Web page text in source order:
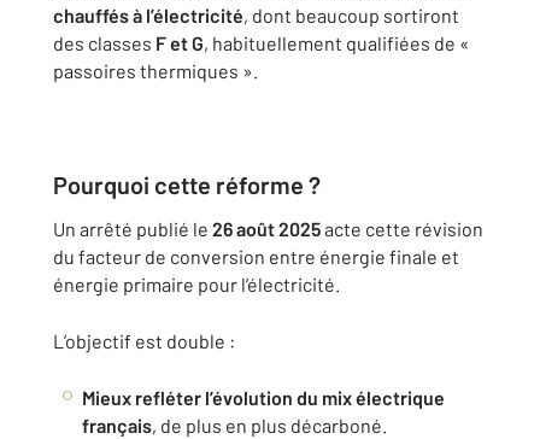
chauffés à l’électricité, dont beaucoup sortiront
des classes F et G, habituellement qualifiées de «
passoires thermiques ».
Pourquoi cette réforme ?
Un arrêté publié le 26 août 2025acte cette révision
du facteur de conversion entre énergie finale et
énergie primaire pour l’électricité.
L’objectif est double :
Mieux refléter l’évolution du mix électrique
français, de plus en plus décarboné.